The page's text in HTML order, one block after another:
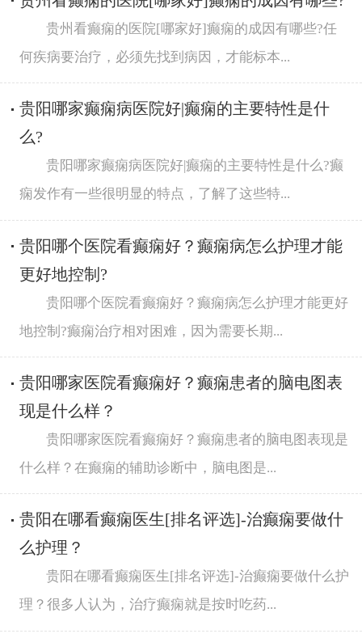
贵州看癫痫的医院[哪家好]癫痫的成因有哪些?任
何疾病要治疗，必须先找到病因，才能标本...
贵阳哪家癫痫病医院好|癫痫的主要特性是什
么?
贵阳哪家癫痫病医院好|癫痫的主要特性是什么?癫
痫发作有一些很明显的特点，了解了这些特...
贵阳哪个医院看癫痫好？癫痫病怎么护理才能
更好地控制?
贵阳哪个医院看癫痫好？癫痫病怎么护理才能更好
地控制?癫痫治疗相对困难，因为需要长期...
贵阳哪家医院看癫痫好？癫痫患者的脑电图表
现是什么样？
贵阳哪家医院看癫痫好？癫痫患者的脑电图表现是
什么样？在癫痫的辅助诊断中，脑电图是...
贵阳在哪看癫痫医生[排名评选]-治癫痫要做什
么护理？
贵阳在哪看癫痫医生[排名评选]-治癫痫要做什么护
理？很多人认为，治疗癫痫就是按时吃药...